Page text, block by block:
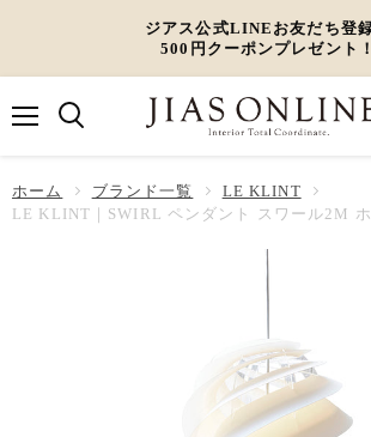
ジアス公式LINEお友だち登
500円クーポンプレゼント！
ー
ホーム ブランド一覧
LE KLINT
LE KLINT｜SWIRL ペンダント スワール2M ホ